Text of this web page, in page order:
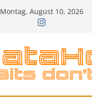
Montag, August 10, 2026